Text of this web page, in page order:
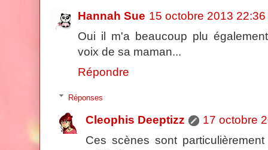
Hannah Sue 15 octobre 2013 22:36
Oui il m'a beaucoup plu
voix de sa maman...
Répondre
Réponses
Cleophis Deeptizz
17 octobre
Ces scènes sont